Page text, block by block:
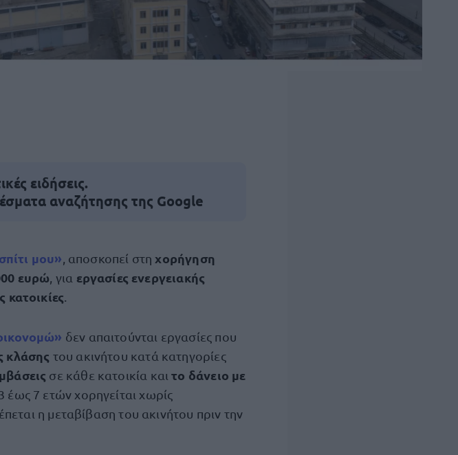
ειδήσεις.
αναζήτησης της Google
μου» , αποσκοπεί στη χορήγηση
ευρώ , για εργασίες ενεργειακής
κατοικίες
δεν απαιτούνται εργασίες που
κλάσης του ακινήτου κατά κατηγορίες
σε κάθε κατοικία καιτο δάνειο με
7 ετών χορηγείται χωρίς
η μεταβίβαση του ακινήτου πριν την